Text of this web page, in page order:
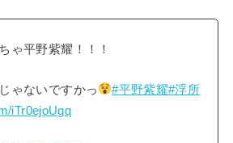
ゃ平野紫耀！！！
ゃないですかっ #平野紫耀#浮所
iTr0ejoUgq